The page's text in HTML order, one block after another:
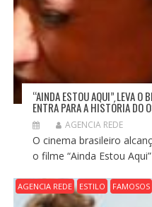
“AINDA ESTOU AQUI” LEVA O
ENTRA PARA A HISTÓRIA DO
AGENCIA REDE
O cinema brasileiro
o filme “Ainda Estou
AGENCIA REDE ESTILO FAMOSOS